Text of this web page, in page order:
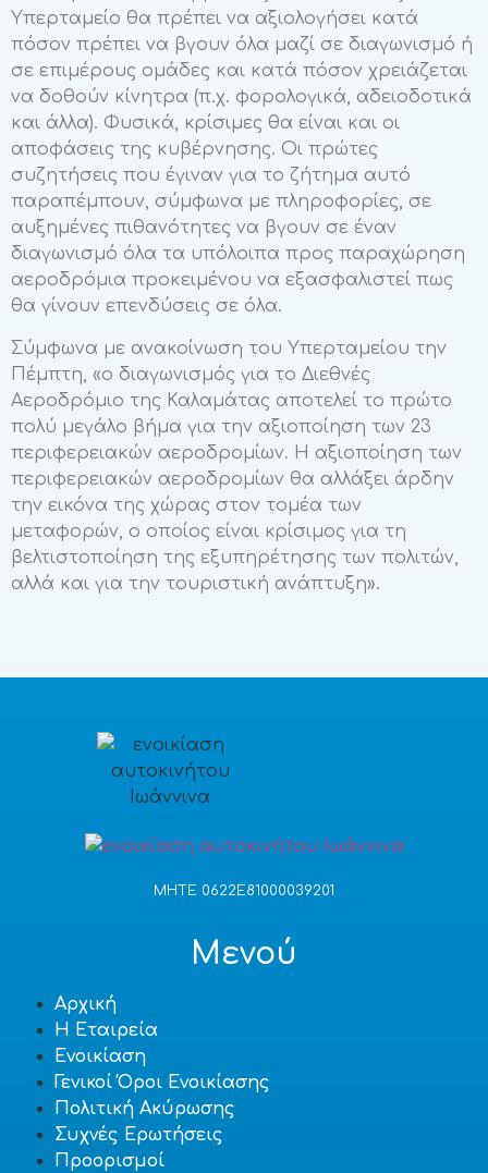
Υπερταμείο θα πρέπει να αξιολογήσει κατά
πόσον πρέπει να βγουν όλα μαζί σε διαγωνισμό ή
σε επιμέρους ομάδες και κατά πόσον χρειάζεται
να δοθούν κίνητρα (π.χ. φορολογικά, αδειοδοτικά
και άλλα). Φυσικά, κρίσιμες θα είναι και οι
αποφάσεις της κυβέρνησης. Οι πρώτες
συζητήσεις που έγιναν για το ζήτημα αυτό
παραπέμπουν, σύμφωνα με πληροφορίες, σε
αυξημένες πιθανότητες να βγουν σε έναν
διαγωνισμό όλα τα υπόλοιπα προς παραχώρηση
αεροδρόμια προκειμένου να εξασφαλιστεί πως
θα γίνουν επενδύσεις σε όλα.
Σύμφωνα με ανακοίνωση του Υπερταμείου την
Πέμπτη, «ο διαγωνισμός για το Διεθνές
Αεροδρόμιο της Καλαμάτας αποτελεί το πρώτο
πολύ μεγάλο βήμα για την αξιοποίηση των 23
περιφερειακών αεροδρομίων. Η αξιοποίηση των
περιφερειακών αεροδρομίων θα αλλάξει άρδην
την εικόνα της χώρας στον τομέα των
μεταφορών, ο οποίος είναι κρίσιμος για τη
βελτιστοποίηση της εξυπηρέτησης των πολιτών,
αλλά και για την τουριστική ανάπτυξη».
ΜΗΤΕ 0622E81000039201
Μενού
Αρχική
Η Εταιρεία
Ενοικίαση
Γενικοί Όροι Ενοικίασης
Πολιτική Ακύρωσης
Συχνές Ερωτήσεις
Προορισμοί